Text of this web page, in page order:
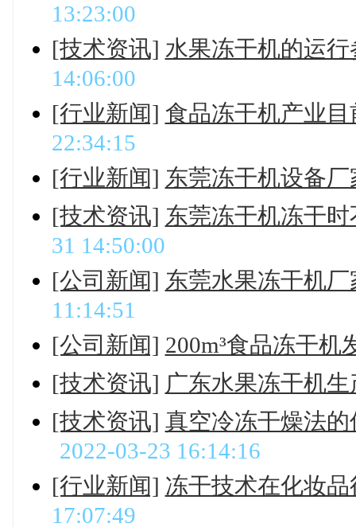
13:23:00
[技术资讯] 水果冻干机的运
14:06:00
[行业新闻] 食品冻干机产业
22:34:15
[行业新闻] 东莞冻干机设备
[技术资讯] 东莞冻干机冻干
31 14:50:00
[公司新闻] 东莞水果冻干机
11:14:51
[公司新闻] 200m³食品冻干机
[技术资讯] 广东水果冻干机
[技术资讯] 真空冷冻干燥法
2022-03-23 16:14:16
[行业新闻] 冻干技术在化妆
17:07:49